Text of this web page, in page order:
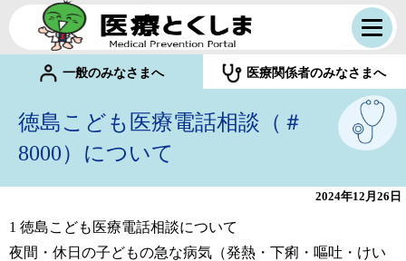
一般のみなさまへ 医療関係者のみなさまへ
徳島こども医療電話相談（＃
8000）について
2024年12月26日
1 徳島こども医療電話相談について
夜間・休日の子どもの急な病気（発熱・下痢・嘔吐・けい